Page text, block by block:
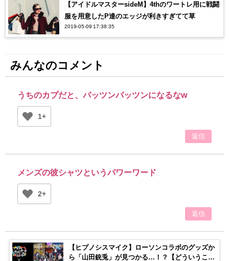
【アイドルマスターsideM】4thのワートレ用に戦闘
服を用意したP達のエッジが利きすぎてて草
2019-05-09 17:38:35
みんなのコメント
うちのカプだと、パッツンパッツンになるなw
1+
返信
メンズの彼シャツというパワーワード
2+
返信
【ヒプノシスマイク】ローソンコラボのグッズか
ら「山田銃兎」が見つかる…！？【どういうこと